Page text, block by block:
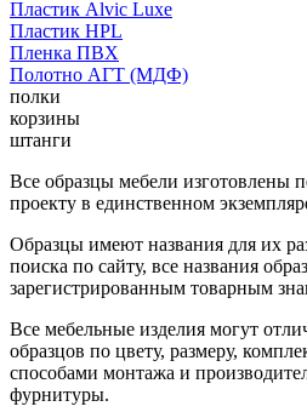
Пластик Alvic Luxe
Пластик HPL
Пленка ПВХ
Полотно АГТ (МДФ)
полки
корзины
штанги
Все образцы мебели изготовлены
проекту в единственном
Образцы имеют названия для их
поиска по сайту, все названия
зарегистрированным товарным
Все мебельные изделия могут
образцов по цвету, размеру,
способами монтажа и
фурнитуры.